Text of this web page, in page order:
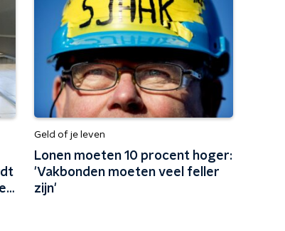
Geld of je leven
Lonen moeten 10 procent hoger:
'Vakbonden moeten veel feller
zijn'